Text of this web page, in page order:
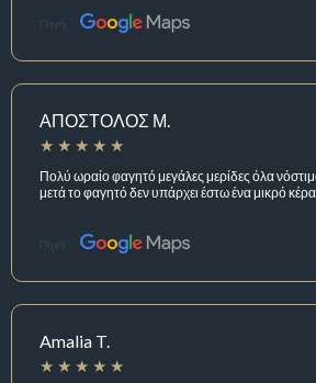
Πηγή:
ΑΠΟΣΤΟΛΟΣ Μ.
Πολύ ωραίο φαγητό μεγάλες μερίδες όλα
μετά το φαγητό δεν υπάρχει έστω ένα μικρό
Πηγή:
Amalia T.